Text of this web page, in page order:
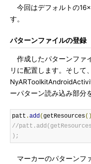
今回はデフォルトの
す。
パターンファイルの登録
作成したパターンファ
リに配置します。そして、
ーパターン読み込み部分
patt .add(getResources
//
);
マーカーのパターンフ